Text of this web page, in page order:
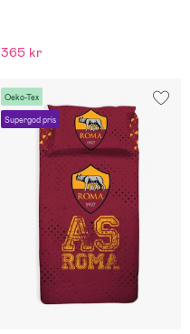
365 kr
Oeko-Tex
Supergod pris